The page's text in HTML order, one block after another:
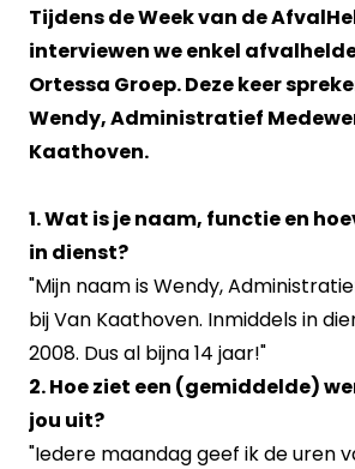
Tijdens de Week van de
interviewen we enkel
Ortessa Groep. Deze keer
Wendy, Administratief
Kaathoven.
1. Wat is je naam, functie en
in dienst?
"Mijn naam is Wendy,
bij Van Kaathoven. Inmiddels in
2008. Dus al bijna 14 jaar!"
2. Hoe ziet een (gemiddelde)
jou uit?
"Iedere maandag geef ik de uren